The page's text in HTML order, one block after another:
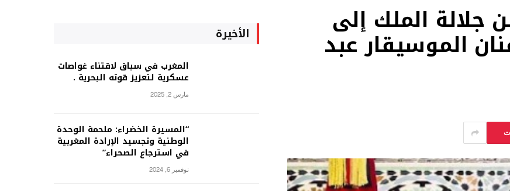
جلالة الملك إلى
الموسيقار عبد الأخيرة
المغرب في سباق لاقتناء غواصات
عسكرية لتعزيز قوته البحرية .
مارس 2, 2025
“المسيرة الخضراء: ملحمة الوحدة
الوطنية وتجسيد الإرادة المغربية
في استرجاع الصحراء”
نوفمبر 6, 2024